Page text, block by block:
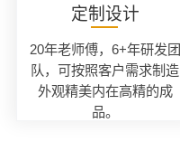
定制设计
20年老师傅，6+年研发团
队，可按照客户需求制造
外观精美内在高精的成
品。